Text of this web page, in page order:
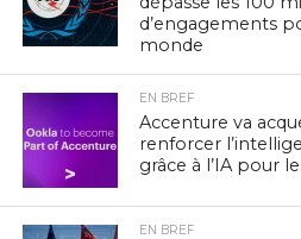
d’engagements
monde
EN BREF
Accenture va
renforcer
grâce à l’IA pour
EN BREF